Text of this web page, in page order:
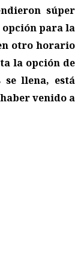
súper
opción para la
otro horario
la opción de
se llena, está
venido a